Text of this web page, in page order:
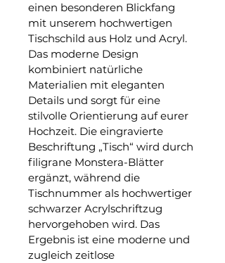
einen besonderen Blickfang
mit unserem hochwertigen
Tischschild aus Holz und Acryl.
Das moderne Design
kombiniert natürliche
Materialien mit eleganten
Details und sorgt für eine
stilvolle Orientierung auf eurer
Hochzeit. Die eingravierte
Beschriftung „Tisch“ wird durch
filigrane Monstera-Blätter
ergänzt, während die
Tischnummer als hochwertiger
schwarzer Acrylschriftzug
hervorgehoben wird. Das
Ergebnis ist eine moderne und
zugleich zeitlose